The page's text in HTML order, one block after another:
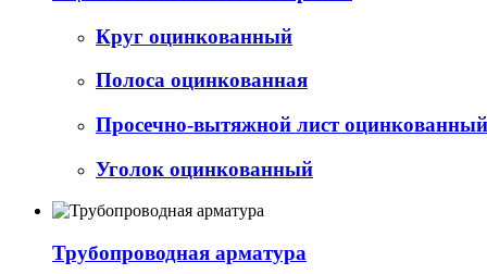
Круг оцинкованный
Полоса оцинкованная
Просечно-вытяжной лист
Уголок оцинкованный
Трубопроводная арматура